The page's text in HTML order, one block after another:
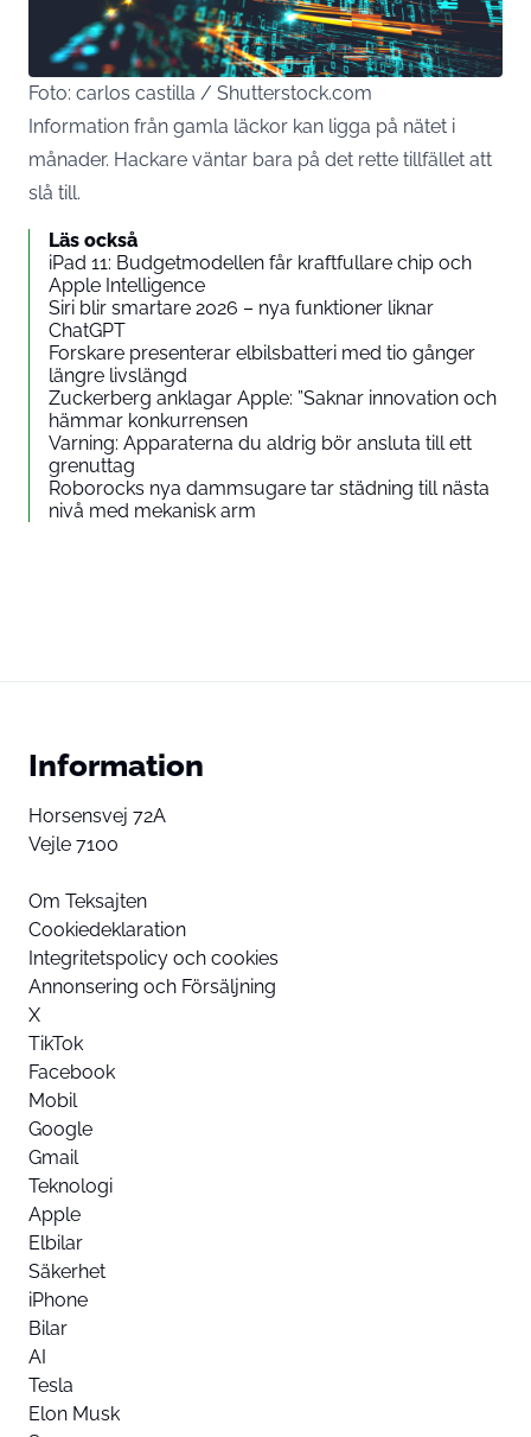
Foto: carlos castilla / Shutterstock.com
Information från gamla läckor kan ligga på nätet i
månader. Hackare väntar bara på det rette tillfället att
slå till.
Läs också
iPad 11: Budgetmodellen får kraftfullare chip och
Apple Intelligence
Siri blir smartare 2026 – nya funktioner liknar
ChatGPT
Forskare presenterar elbilsbatteri med tio gånger
längre livslängd
Zuckerberg anklagar Apple: ”Saknar innovation och
hämmar konkurrensen
Varning: Apparaterna du aldrig bör ansluta till ett
grenuttag
Roborocks nya dammsugare tar städning till nästa
nivå med mekanisk arm
Information
Horsensvej 72A
Vejle 7100
Om Teksajten
Cookiedeklaration
Integritetspolicy och cookies
Annonsering och Försäljning
X
TikTok
Facebook
Mobil
Google
Gmail
Teknologi
Apple
Elbilar
Säkerhet
iPhone
Bilar
AI
Tesla
Elon Musk